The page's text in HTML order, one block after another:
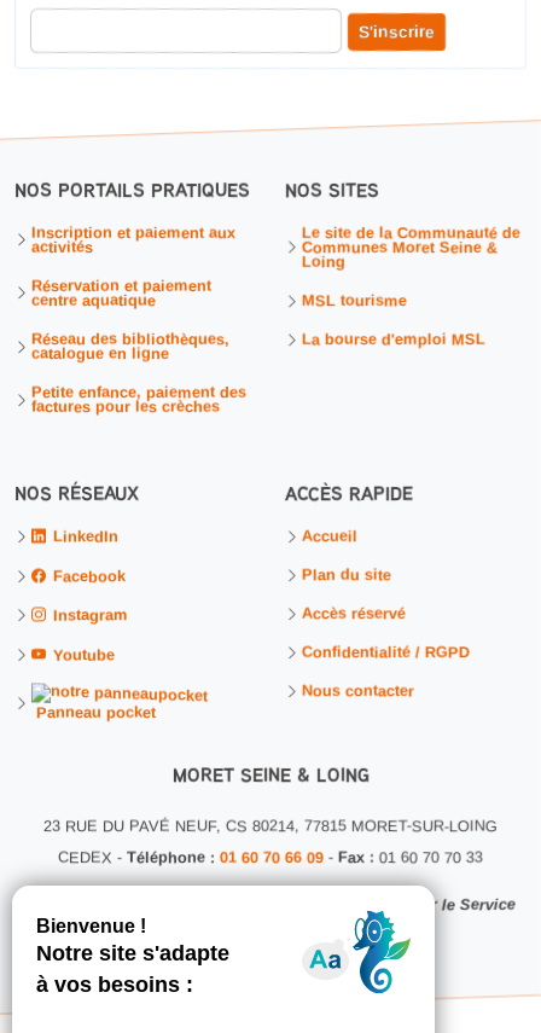
Entrer votre adresse courriel pour recevoir notre lettre d'information
S'inscrire
NOS PORTAILS PRATIQUES
Inscription et paiement aux
activités
Réservation et paiement
centre aquatique
Réseau des bibliothèques,
catalogue en ligne
Petite enfance, paiement des
factures pour les crèches
NOS SITES
Le site de la Communauté de
Communes Moret Seine &
Loing
MSL tourisme
La bourse d'emploi MSL
NOS RÉSEAUX
LinkedIn
Facebook
Instagram
Youtube
Panneau pocket
ACCÈS RAPIDE
Accueil
Plan du site
Accès réservé
Confidentialité / RGPD
Nous contacter
MORET SEINE & LOING
23 RUE DU PAVÉ NEUF, CS 80214, 77815 MORET-SUR-LOING
CEDEX - Téléphone : 01 60 70 66 09 - Fax : 01 60 70 70 33
Ce site internet a été conçu et développé en interne par le Service